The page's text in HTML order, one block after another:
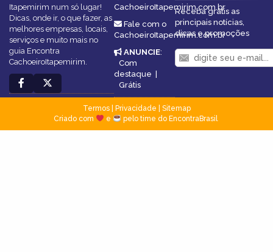
Itapemirim num só lugar!
Dicas, onde ir, o que fazer, as
melhores empresas, locais,
serviços e muito mais no
guia Encontra
CachoeiroItapemirim.
CachoeiroItapemirim.com.br
Fale com o
CachoeiroItapemirim.com.br
ANUNCIE:
Com
destaque |
Grátis
Receba grátis as
principais notícias,
dicas e promoções
Termos| Privacidade
Sitemap
Criado com
e pelo time do EncontraBrasil